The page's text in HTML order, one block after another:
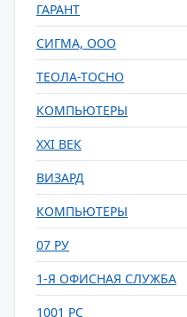
ГАРАНТ
СИГМА, ООО
ТЕОЛА-ТОСНО
КОМПЬЮТЕРЫ
XXI ВЕК
ВИЗАРД
КОМПЬЮТЕРЫ
07 РУ
1-Я ОФИСНАЯ СЛУЖБА
1001 РС